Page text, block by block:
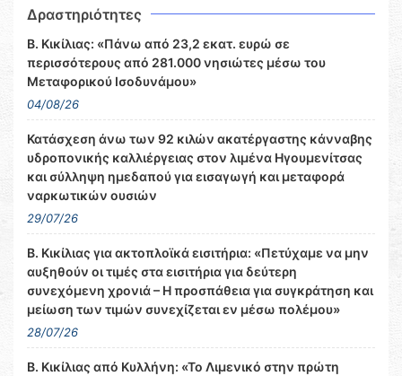
Δραστηριότητες
Β. Κικίλιας: «Πάνω από 23,2 εκατ. ευρώ σε
περισσότερους από 281.000 νησιώτες μέσω του
Μεταφορικού Ισοδυνάμου»
04/08/26
Κατάσχεση άνω των 92 κιλών ακατέργαστης κάνναβης
υδροπονικής καλλιέργειας στον λιμένα Ηγουμενίτσας
και σύλληψη ημεδαπού για εισαγωγή και μεταφορά
ναρκωτικών ουσιών
29/07/26
Β. Κικίλιας για ακτοπλοϊκά εισιτήρια: «Πετύχαμε να μην
αυξηθούν οι τιμές στα εισιτήρια για δεύτερη
συνεχόμενη χρονιά – Η προσπάθεια για συγκράτηση και
μείωση των τιμών συνεχίζεται εν μέσω πολέμου»
28/07/26
Β. Κικίλιας από Κυλλήνη: «Το Λιμενικό στην πρώτη